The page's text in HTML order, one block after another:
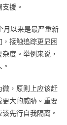
援。
以来是最严重新
接触追踪更显困
度。举例来说，
，原则上应该赶
大的威胁。重要
先行自我隔离。